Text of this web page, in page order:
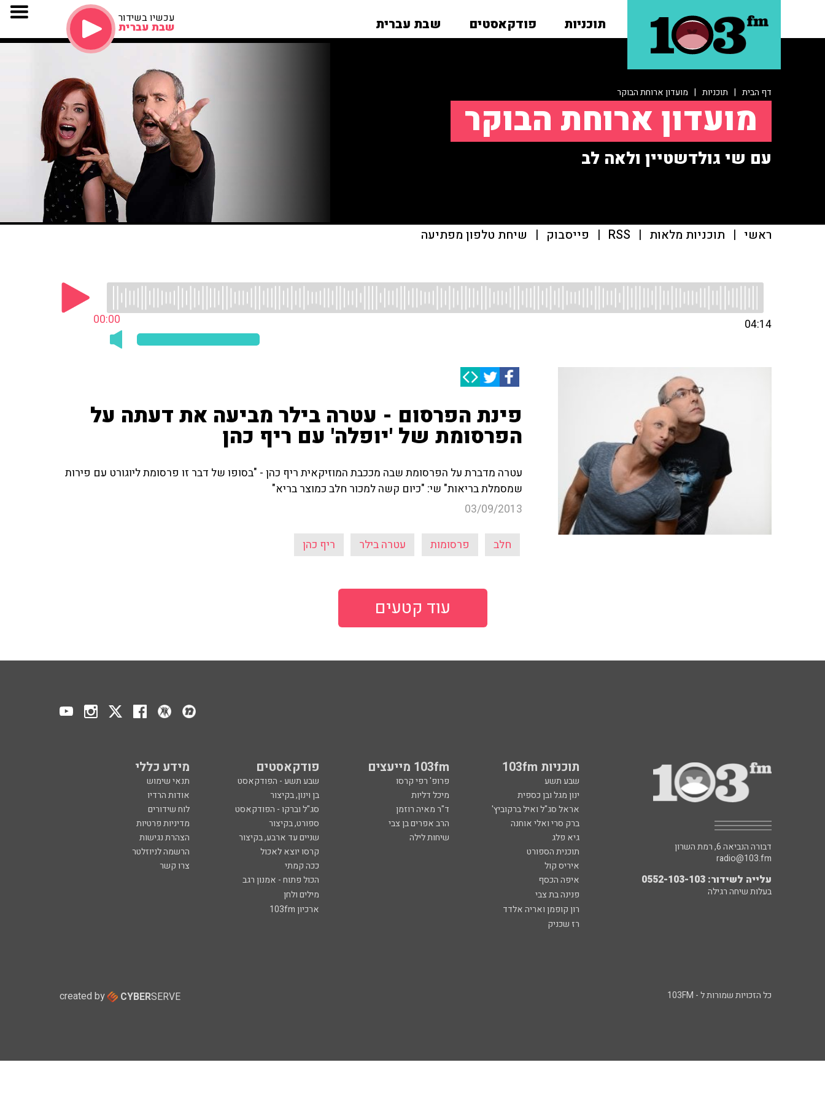
תוכניות פודקאסטים שבת עברית עכשיו בשידור
שבת עברית
דף הבית | תוכניות | מועדון ארוחת הבוקר
מועדון ארוחת הבוקר
עם שי גולדשטיין ולאה לב
ראשי | תוכניות מלאות |
RSS
| פייסבוק | שיחת טלפון מפתיעה
00:00 04:14
פינת הפרסום - עטרה בילר מביעה את דעתה על
הפרסומת של 'יופלה' עם ריף כהן
עטרה מדברת על הפרסומת שבה מככבת המוזיקאית ריף כהן - "בסופו של דבר זו פרסומת ליוגורט עם פירות
שמסמלת בריאות" שי: "כיום קשה למכור חלב כמוצר בריא"
03/09/2013
חלב פרסומות עטרה בילר ריף כהן
עוד קטעים
תוכניות 103fm 103fm מייעצים פודקאסטים מידע כללי
שבע תשע פרופ' רפי קרסו שבע תשע - הפודקאסט
תנאי שימוש
ינון מגל ובן כספית
מיכל דליות בן וינון, בקיצור
אודות הרדיו
אראל סג"ל ואיל ברקוביץ'
ד"ר מאיה רוזמן סג"ל וברקו - הפודקאסט
לוח שידורים
ברק סרי ואלי אוחנה
הרב אפרים בן צבי ספורט, בקיצור
מדיניות פרטיות
גיא פלג
שיחות לילה שניים עד ארבע, בקיצור
הצהרת נגישות
תוכנית הספורט
קרסו יוצא לאכול
הרשמה לניוזלטר
איריס קול
ככה קמתי
צרו קשר
איפה הכסף
הכול פתוח - אמנון רגב
פנינה בת צבי
מילים ולחן
רון קופמן ואריה אלדד
ארכיון 103fm
רז שכניק
דבורה הנביאה 6, רמת השרון
radio@103.fm
עלייה לשידור: 0552-103-103
בעלות שיחה רגילה
כל הזכויות שמורות ל - 103FM created by CYBERSERVE